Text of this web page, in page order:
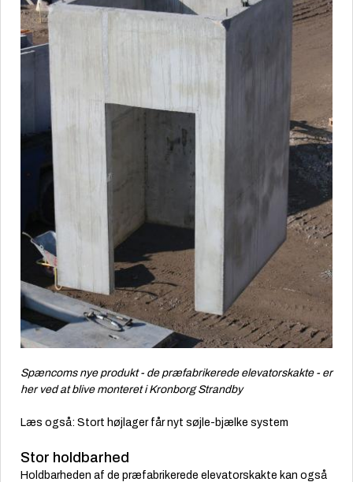
Spæncoms nye produkt - de præfabrikerede elevatorskakte - er
her ved at blive monteret i Kronborg Strandby
Læs også: Stort højlager får nyt søjle-bjælke system
Stor holdbarhed
Holdbarheden af de præfabrikerede elevatorskakte kan også